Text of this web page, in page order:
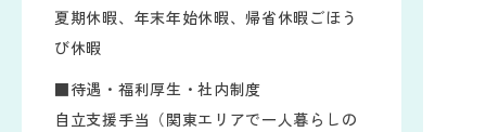
夏期休暇、年末年始休暇、帰省休暇ごほう
び休暇
■待遇・福利厚生・社内制度
自立支援手当（関東エリアで一人暮らしの